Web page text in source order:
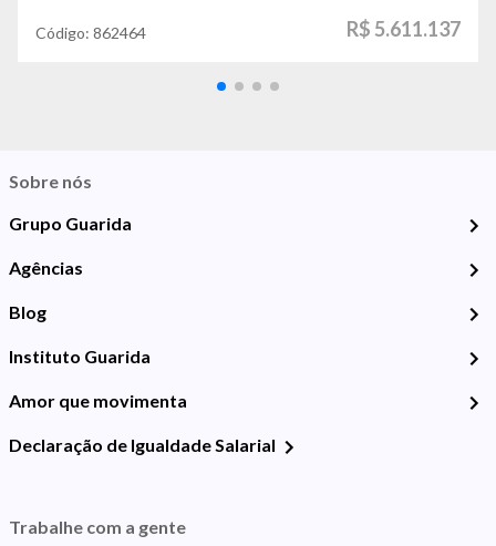
Código: 862464 R$ 5.611.137
Sobre nós
Grupo Guarida
Agências
Blog
Instituto Guarida
Amor que movimenta
Declaração de Igualdade Salarial
Trabalhe com a gente